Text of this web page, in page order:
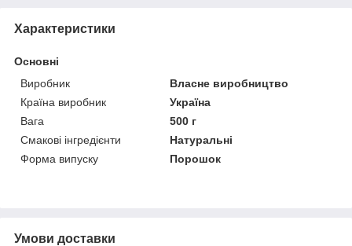
Характеристики
Основні
Виробник
Власне виробництво
Країна виробник
Україна
Вага
500 г
Смакові інгредієнти
Натуральні
Форма випуску
Порошок
Умови доставки